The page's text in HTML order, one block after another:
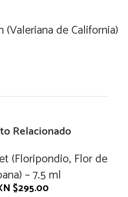
(Valeriana de California)
Relacionado
(Floripondio, Flor de
– 7.5 ml
$295.00